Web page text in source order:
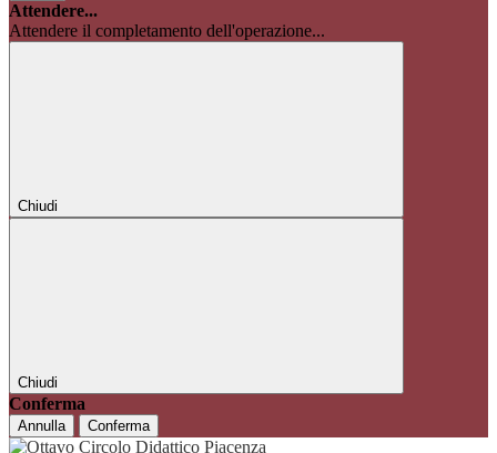
Attendere...
Attendere il completamento dell'operazione...
Chiudi
Chiudi
Conferma
Annulla Conferma